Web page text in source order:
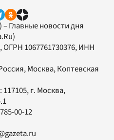
– Главные новости дня
, ОГРН 1067761730376, ИНН
Москва, Коптевская
117105, г. Москва,
00-12